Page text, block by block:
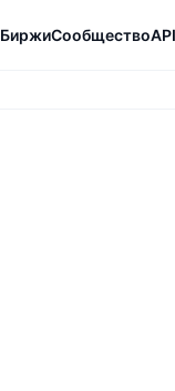
БиржиСообществоAPI